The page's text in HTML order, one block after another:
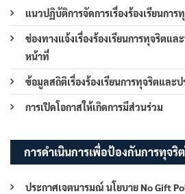
แนวปฏิบัติการจัดการเรื่องร้องเรียนกา
ช่องทางแจ้งเรื่องร้องเรียนการทุจริตแ
หน้าที่
ข้อมูลสถิติเรื่องร้องเรียนการทุจริตและ
การเปิดโอกาสให้เกิดการมีส่วนร่วม
การดำเนินการเพื่อป้องกันการทุจริ
ประกาศเจตนารมณ์ นโยบาย No Gift